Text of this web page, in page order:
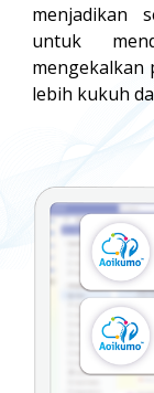
menjadikan
untuk
lebih kukuh